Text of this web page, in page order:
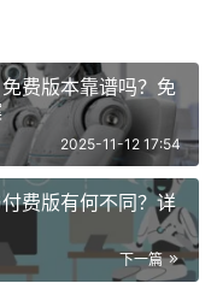
费版本靠谱吗？免
2025-11-12 17:54
费版有何不同？详
下一篇